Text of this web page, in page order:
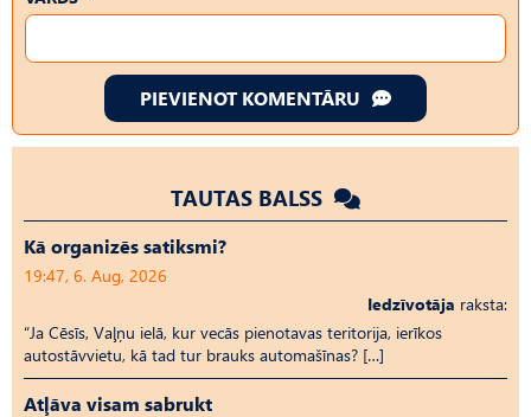
PIEVIENOT KOMENTĀRU
TAUTAS BALSS
Kā organizēs satiksmi?
19:47, 6. Aug, 2026
Iedzīvotāja raksta:
“Ja Cēsīs, Vaļņu ielā, kur vecās pienotavas teritorija, ierīkos
autostāvvietu, kā tad tur brauks automašīnas? […]
Atļāva visam sabrukt